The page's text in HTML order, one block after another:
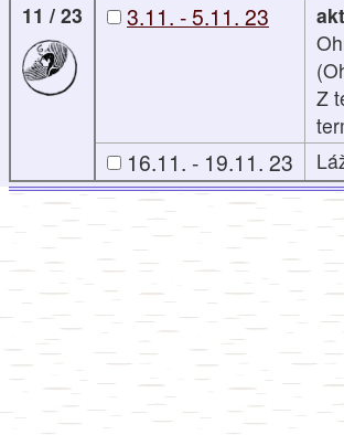
11 / 23 3.11. - 5.11. 23
Z
16.11. - 19.11. 23